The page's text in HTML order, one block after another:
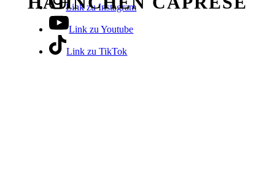
Link zu Instagram
Link zu Youtube
Link zu TikTok